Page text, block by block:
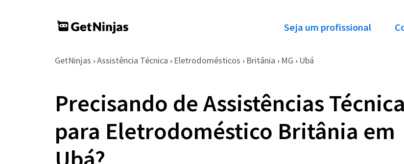
Seja um profissional
GetNinjas › Assistência Técnica › Eletrodomésticos › Britânia › MG › Ubá
Precisando de Assistências
para Eletrodoméstico Britânia em